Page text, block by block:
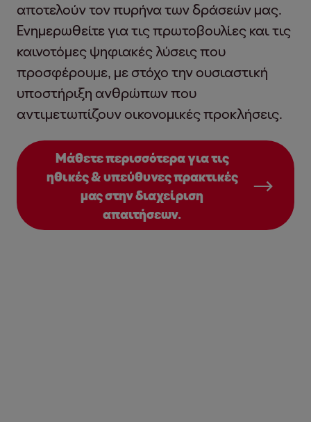
αποτελούν τον πυρήνα των δράσεών μας.
Ενημερωθείτε για τις πρωτοβουλίες και τις
καινοτόμες ψηφιακές λύσεις που
προσφέρουμε, με στόχο την ουσιαστική
υποστήριξη ανθρώπων που
αντιμετωπίζουν οικονομικές προκλήσεις.
Μάθετε περισσότερα για τις
ηθικές & υπεύθυνες πρακτικές
μας στην διαχείριση
απαιτήσεων.